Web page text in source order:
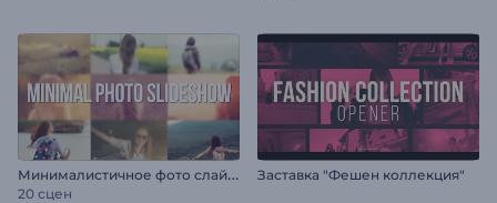
М
инималистичное фото слайд-шоу
20 сцен
Заставка "Фешен коллекция"